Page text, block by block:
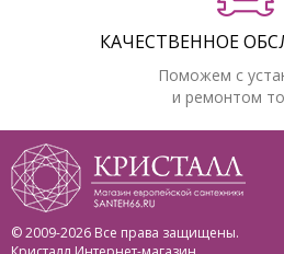
КАЧЕСТВЕННОЕ
Поможем с
и ремонтом
© 2009-2026 Все права защищены.